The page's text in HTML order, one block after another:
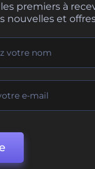
premiers à
nouvelles et